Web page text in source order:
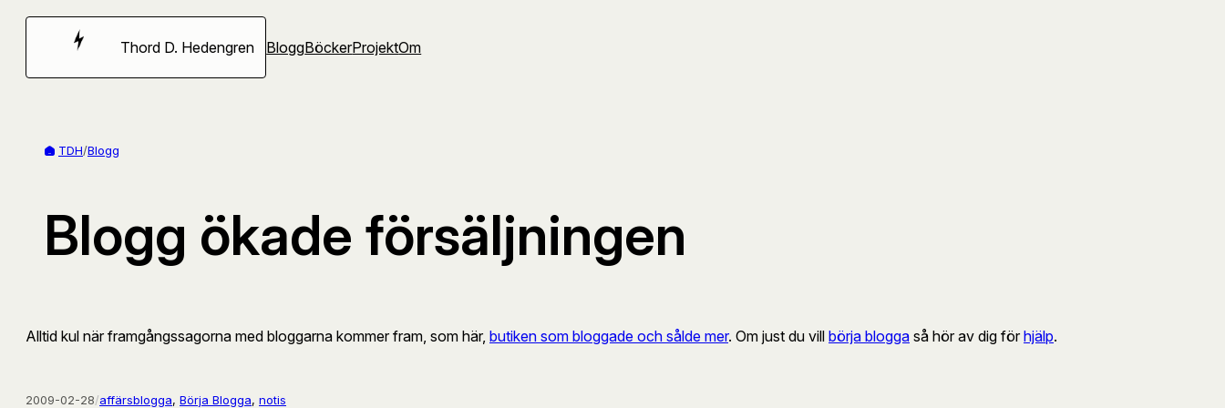
Hoppa
Thord D. Hedengren BloggBöckerProjektOm
TDH/Blogg
Blogg ökade försäljningen
Alltid kul när framgångssagorna med bloggarna kommer fram, som här, butiken som bloggade och sålde mer. Om just du vill börja blogga så hör av dig för hjälp.
2009-02-28/affärsblogga, Börja Blogga, notis